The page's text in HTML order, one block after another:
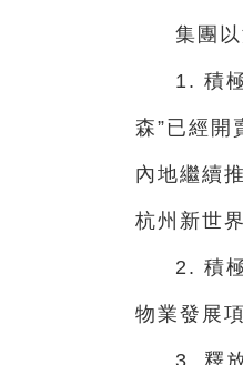
集團
1. 積
森”已經開
內地繼續
杭州新世
2. 積
物業發展
3. 釋